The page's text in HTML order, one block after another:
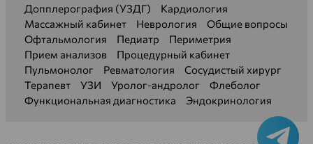
Допплерография (УЗДГ)
Кардиология
Массажный кабинет
Неврология
Общие вопросы
Офтальмология
Педиатр
Периметрия
Прием анализов
Процедурный кабинет
Пульмонолог
Ревматология
Сосудистый хирург
Терапевт
УЗИ Уролог-андролог
Флеболог
Функциональная диагностика
Эндокринология